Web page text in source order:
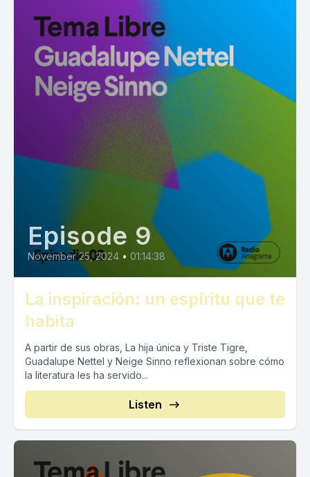
Episode 9
November 25, 2024 • 01:14:38
La inspiración: un espíritu que te
habita
A partir de sus obras, La hija única y Triste Tigre,
Guadalupe Nettel y Neige Sinno reflexionan sobre cómo
la literatura les ha servido...
Listen